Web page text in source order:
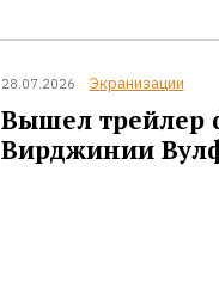
28.07.2026 Экранизации
Вышел трейлер
Вирджинии